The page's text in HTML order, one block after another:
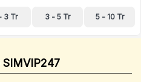
3 Tr 3 - 5 Tr 5 - 10 Tr
SIMVIP247